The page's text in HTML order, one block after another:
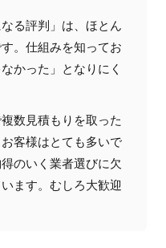
る評判」は、ほとん
。仕組みを知ってお
かった」となりにく
数見積もりを取った
客様はとても多いで
のいく業者選びに欠
ます。むしろ大歓迎